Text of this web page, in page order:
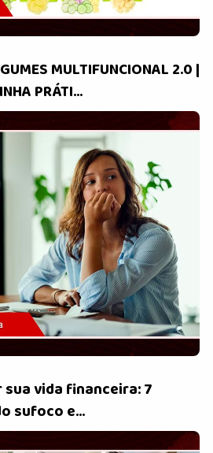
MULTIFUNCIONAL 2.0 |
PRÁTI...
sua vida financeira: 7
sufoco e...